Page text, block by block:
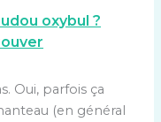
oxybul ?
Oui, parfois ça
(en général